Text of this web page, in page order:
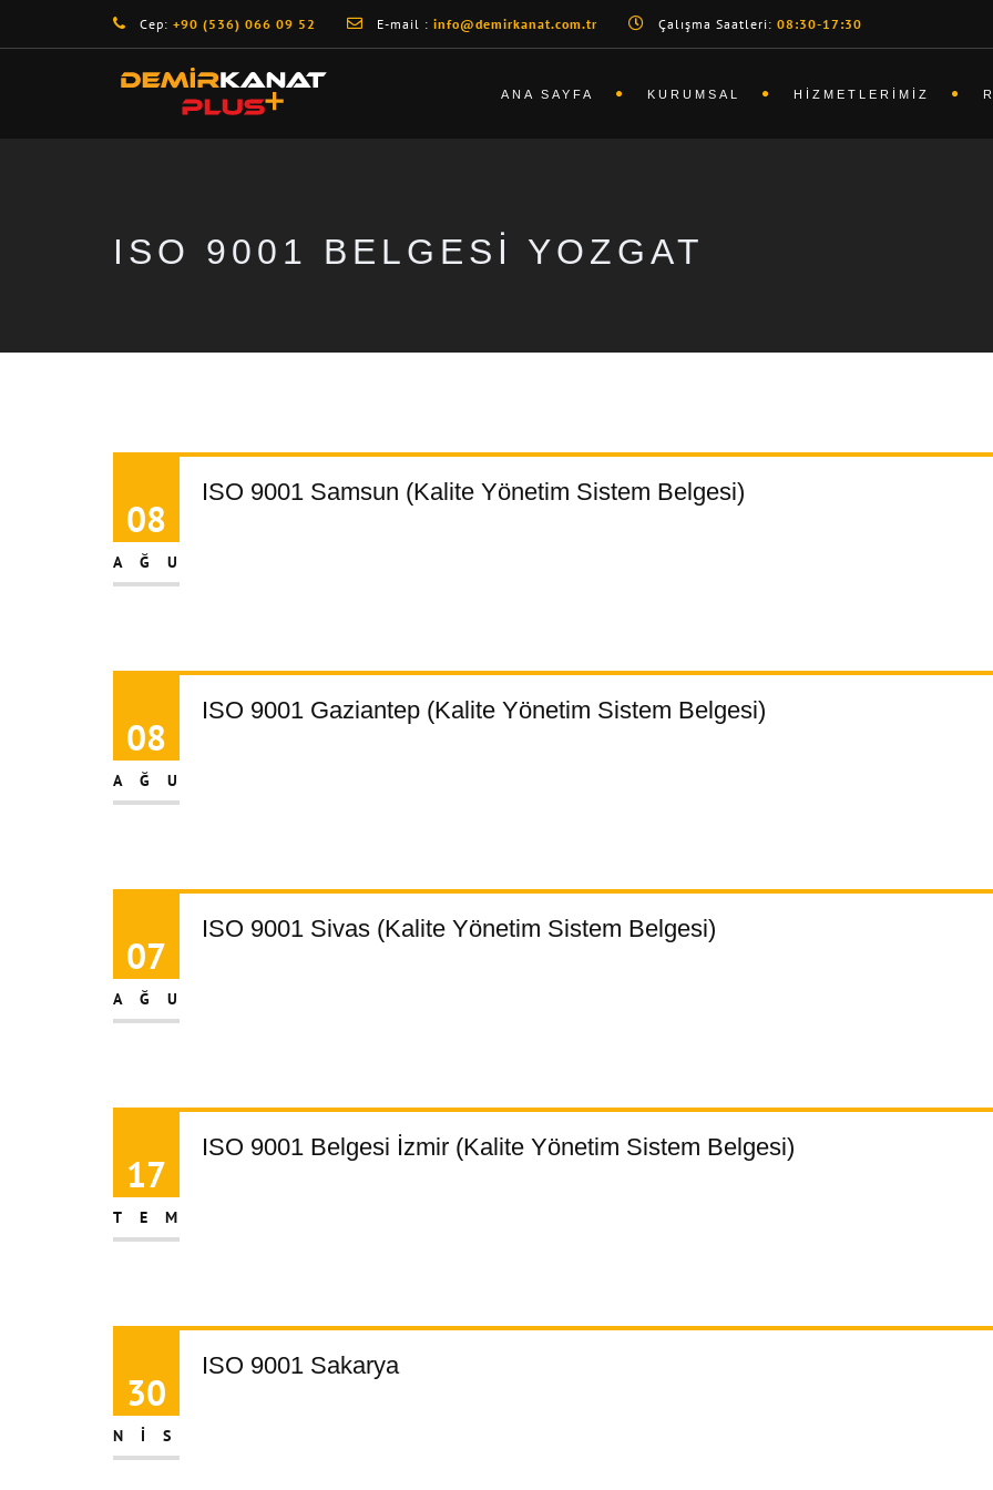
Cep: +90 (536) 066 09 52 E-mail : info@demirkanat.com.tr Çalışma Saatleri: 08:30-17:30
ANA SAYFA KURUMSAL HIZMETLERIMIZ
ISO 9001 BELGESI YOZGAT
08
AĞU
ISO 9001 Samsun (Kalite Yönetim Sistem Belgesi)
08
AĞU
ISO 9001 Gaziantep (Kalite Yönetim Sistem Belgesi)
07
AĞU
ISO 9001 Sivas (Kalite Yönetim Sistem Belgesi)
17
TEM
ISO 9001 Belgesi İzmir (Kalite Yönetim Sistem Belgesi)
30
NIS
ISO 9001 Sakarya